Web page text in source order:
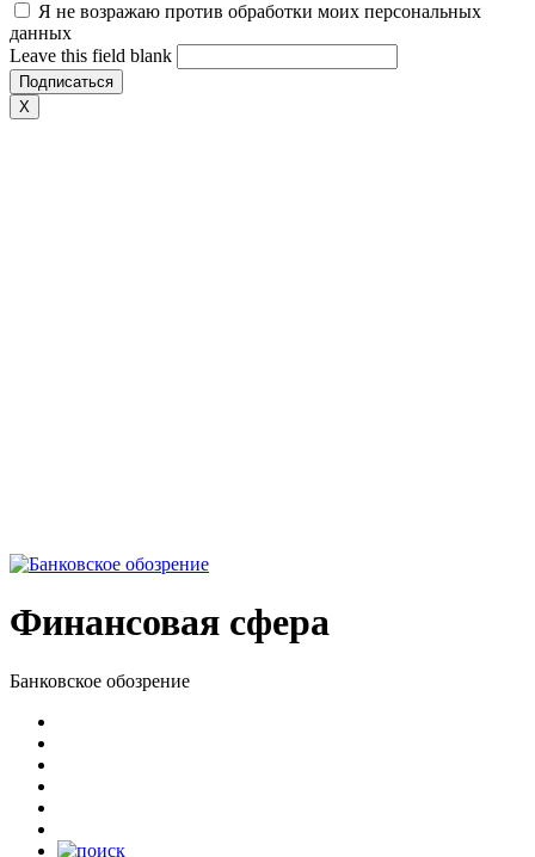
Я не возражаю против обработки моих персональных
данных
Leave this field blank
X
Финансовая сфера
Банковское обозрение